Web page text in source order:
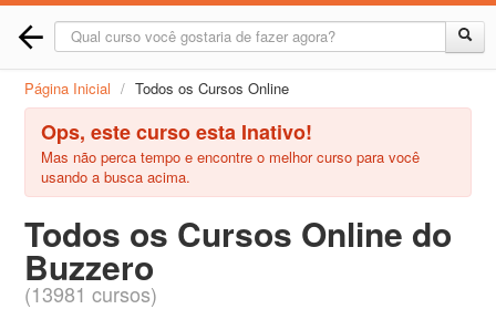
Página Inicial / Todos os Cursos Online
Ops, este curso esta Inativo!
Mas não perca tempo e encontre o melhor curso para você
usando a busca acima.
Todos os Cursos Online do
Buzzero
(13981 cursos)